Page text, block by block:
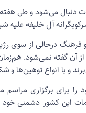
دنبال می‌شود و طی
آل خلیفه علیه
فرهنگ درحالی از سوی
آن گفته نمی‌شود.
برگزاری مراسم
این کشور دشمنی خود